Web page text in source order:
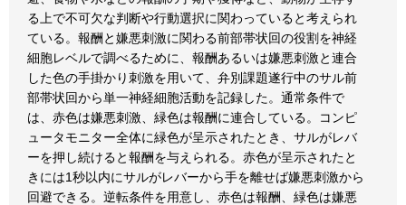
る上で不可欠な判断や行動選択に関わっていると考えられ
ている。報酬と嫌悪刺激に関わる前部帯状回の役割を神経
細胞レベルで調べるために、報酬あるいは嫌悪刺激と連合
した色の手掛かり刺激を用いて、弁別課題遂行中のサル前
部帯状回から単一神経細胞活動を記録した。通常条件で
は、赤色は嫌悪刺激、緑色は報酬に連合している。コンピ
ュータモニター全体に緑色が呈示されたとき、サルがレバ
ーを押し続けると報酬を与えられる。赤色が呈示されたと
きには1秒以内にサルがレバーから手を離せば嫌悪刺激から
回避できる。逆転条件を用意し、赤色は報酬、緑色は嫌悪